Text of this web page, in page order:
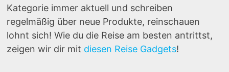
Kategorie immer aktuell und schreiben
regelmäßig über neue Produkte, reinschauen
lohnt sich! Wie du die Reise am besten antrittst,
zeigen wir dir mit diesen Reise Gadgets!